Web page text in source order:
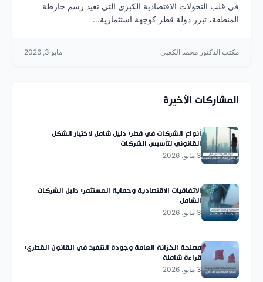
في قلب التحولات الاقتصادية الكبرى التي تعيد رسم خارطة
المنطقة، تبرز دولة قطر كوجهة استثمارية...
مكتب الدكتور محمد الكعبي مايو 3, 2026
المشاركات الأخيرة
أنواع الشركات في قطر: دليل شامل لاختيار الشكل
القانوني لتأسيس الشركات
3 مايو، 2026
الاتفاقيات الاقتصادية وحماية المستثمر: دليل الشركات
الشامل
3 مايو، 2026
مصلحة الخزانة العامة وجودة التنفيذ في القانون القطري:
قراءة شاملة
3 مايو، 2026